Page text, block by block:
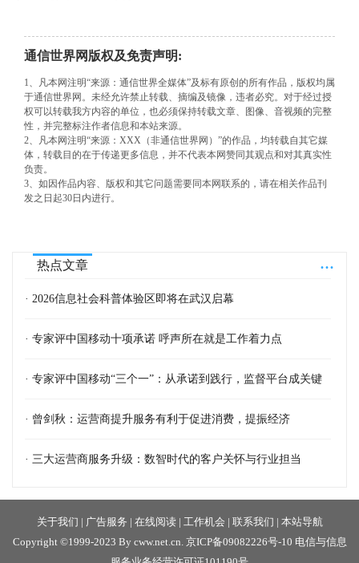
通信世界网版权及免责声明:
1、凡本网注明“来源：通信世界全媒体”及标有原创的所有作品，版权均属
于通信世界网。未经允许禁止转载、摘编及镜像，违者必究。对于经过授
权可以转载我方内容的单位，也必须保持转载文章、图像、音视频的完整
性，并完整标注作者信息和本站来源。
2、凡本网注明“来源：XXX（非通信世界网）”的作品，均转载自其它媒
体，转载目的在于传递更多信息，并不代表本网赞同其观点和对其真实性
负责。
3、如因作品内容、版权和其它问题需要同本网联系的，请在相关作品刊
发之日起30日内进行。
...
热点文章
· 2026信息社会科普体验区即将在武汉启幕
· 专家评中国移动十项承诺 呼声所在就是工作着力点
· 专家评中国移动“三个一”：从承诺到践行，监督平台成关键
· 曾剑秋：运营商提升服务有利于促进消费，提振经济
· 三大运营商服务升级：数智时代的客户关怀与行业担当
关于我们 | 广告服务 | 在线阅读| 工作机会 | 联系我们 | 本站导航
Copyright ©1999-2023 By cww.net.cn. 京ICP备09082226号-10 电信与信息